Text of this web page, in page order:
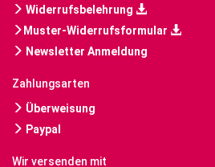
Widerrufsbelehrung
Muster-Widerrufsformular
Newsletter Anmeldung
Zahlungsarten
Überweisung
Paypal
Wir versenden mit